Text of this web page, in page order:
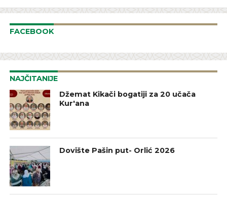
FACEBOOK
NAJČITANIJE
Džemat Kikači bogatiji za 20 učača
Kur'ana
Dovište Pašin put- Orlić 2026